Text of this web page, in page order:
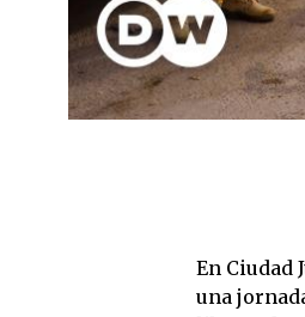
En Ciudad
una